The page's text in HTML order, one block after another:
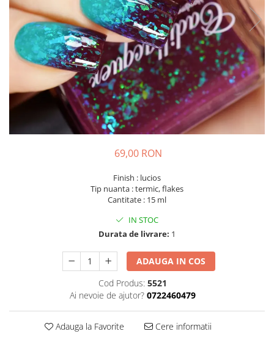
69,00 RON
Finish : lucios
Tip nuanta : termic, flakes
Cantitate : 15 ml
IN STOC
Durata de livrare: 1
ADAUGA IN COS
Cod Produs: 5521
Ai nevoie de ajutor? 0722460479
Adauga la Favorite Cere informatii